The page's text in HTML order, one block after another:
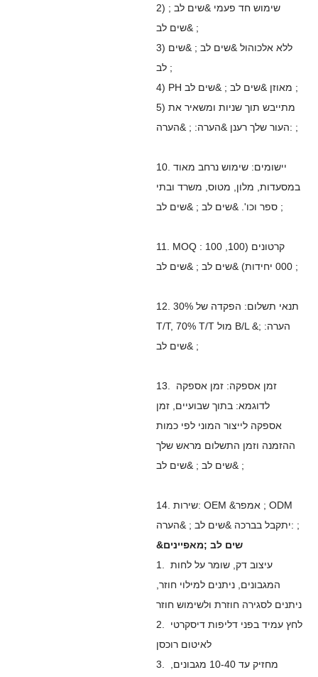
2) שימוש חד פעמי &שים לב ;
&שים לב ;
3) ללא אלכוהול &שים לב ; &שים
לב ;
4) PH מאוזן &שים לב ; &שים לב ;
5) מתייבש תוך שניות ומשאיר את
העור שלך רענן &הערה: ; &הערה: ;
10. יישומים: שימוש נרחב מאוד
במסעדות, מלון, מטוס, משרד ובתי
ספר וכו'. &שים לב ; &שים לב ;
11. MOQ : 100 קרטונים (100,
000 יחידות) &שים לב ; &שים לב ;
12. תנאי תשלום: הפקדה של 30%
T/T, 70% T/T מול B/L &הערה: ;
&שים לב ;
13. זמן אספקה: זמן אספקה ​​
לדוגמא: בתוך שבועיים, זמן
אספקה ​​לייצור המוני לפי כמות
ההזמנה וזמן התשלום מראש שלך
&שים לב ; &שים לב ;
14. שירות: OEM &אמפר ; ODM
יתקבל בברכה &שים לב ; &הערה: ;
&שים לב ;מאפיינים
1.
עיצוב דק, שומר על לחות
המגבונים, ניתנים למילוי חוזר,
ניתנים לסגירה חוזרת ולשימוש חוזר
2.
לחץ עמיד בפני דליפות דיסקרטי
לאיטום רוכסן
3.
מחזיק עד 10-40 מגבונים,